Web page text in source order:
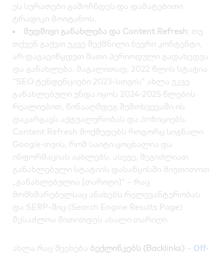
ეს სურათები გამოჩნდეს და დამატებითი
ტრაფიკი მოიტანოს.
მუდმივი განახლება და Content Refresh: თუ
თქვენ გაქვთ უკვე შექმნილი ბევრი კონტენტი,
არ დაგავიწყდეთ მათი პერიოდული გადახედვა
და განახლება. მაგალითად, 2022 წლის სტატია
“SEO ტენდენციები 2023-სთვის” ახლა უკვე
განახლებული უნდა იყოს 2024-2025 წლების
რეალიებით, წინააღმდეგ შემთხვევაში ის
დაკარგავს აქტუალურობას და პოზიციებს.
Content Refresh მოქმედებს როგორც სიგნალი
Google-თვის, რომ საიტი ცოცხალია და
ინფორმაციას აახლებს. ასევე, შეგიძლიათ
განახლებული სტატიის დასაწყისში მიუთითოთ
„განახლებულია [თარიღი]“ – რაც
მომხმარებელსაც ანახებს რელევანტურობას
და SERP-შიც (Search Engine Results Page)
შესაძლოა მითითდეს ახალი თარიღი.
ახლა რაც შეეხება ბექლინკებს (Backlinks) – Off-